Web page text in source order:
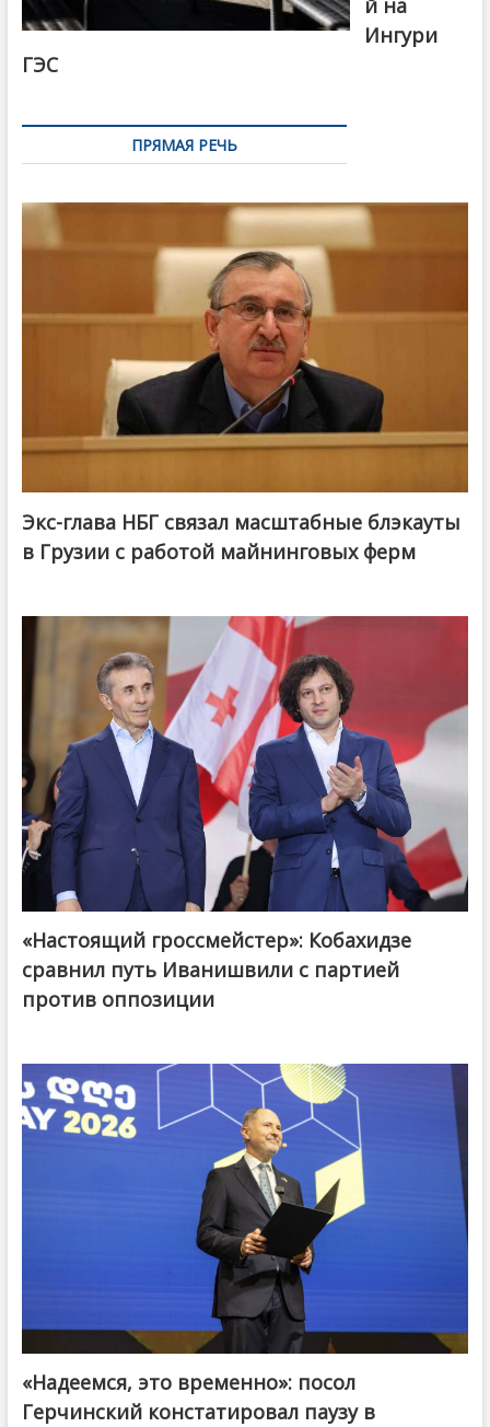
й на
Ингури
ГЭС
ПРЯМАЯ РЕЧЬ
Экс-глава НБГ связал масштабные блэкауты
в Грузии с работой майнинговых ферм
@ქართული ოცნება / Georgian Dream
«Настоящий гроссмейстер»: Кобахидзе
сравнил путь Иванишвили с партией
против оппозиции
«Надеемся, это временно»: посол
Герчинский констатировал паузу в